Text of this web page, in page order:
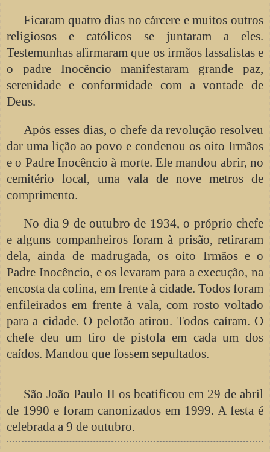
Ficaram quatro dias no cárcere e muitos outros
religiosos e católicos se juntaram a eles.
Testemunhas afirmaram que os irmãos lassalistas e
o padre Inocêncio manifestaram grande paz,
serenidade e conformidade com a vontade de
Deus.
Após esses dias, o chefe da revolução resolveu
dar uma lição ao povo e condenou os oito Irmãos
e o Padre Inocêncio à morte. Ele mandou abrir, no
cemitério local, uma vala de nove metros de
comprimento.
No dia 9 de outubro de 1934, o próprio chefe
e alguns companheiros foram à prisão, retiraram
dela, ainda de madrugada, os oito Irmãos e o
Padre Inocêncio, e os levaram para a execução, na
encosta da colina, em frente à cidade. Todos foram
enfileirados em frente à vala, com rosto voltado
para a cidade. O pelotão atirou. Todos caíram. O
chefe deu um tiro de pistola em cada um dos
caídos. Mandou que fossem sepultados.
São João Paulo II os beatificou em 29 de abril
de 1990 e foram canonizados em 1999. A festa é
celebrada a 9 de outubro.